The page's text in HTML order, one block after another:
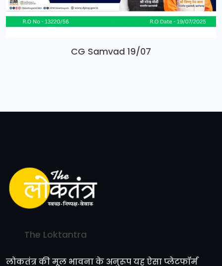
CG Samvad 19/07
The Loktantra
लोकतंत्र की मूल भावना के अनुरूप यह ऐसा प्लेटफॉर्म